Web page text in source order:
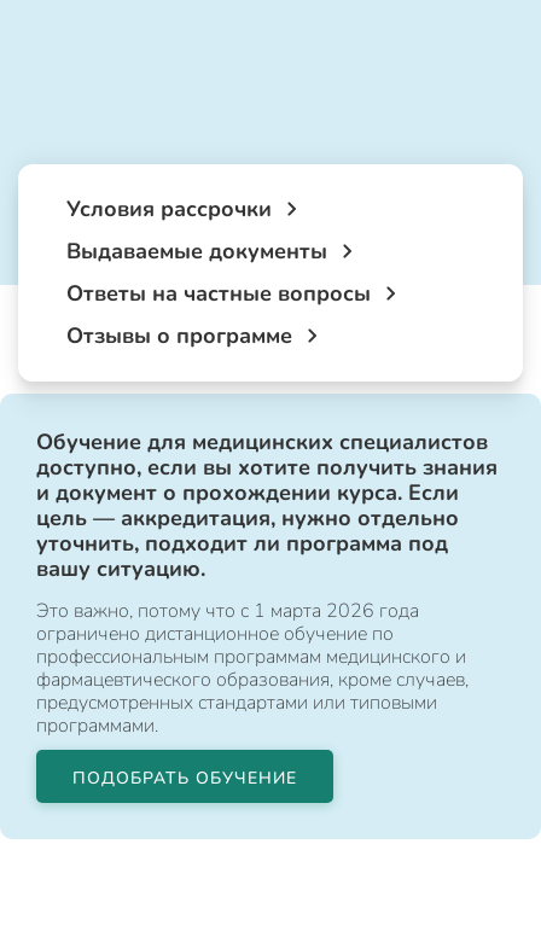
Условия рассрочки
Выдаваемые документы
Ответы на частные вопросы
Отзывы о программе
Обучение для медицинских специалистов
доступно, если вы хотите получить знания
и документ о прохождении курса. Если
цель — аккредитация, нужно отдельно
уточнить, подходит ли программа под
вашу ситуацию.
Это важно, потому что с 1 марта 2026 года
ограничено дистанционное обучение по
профессиональным программам медицинского и
фармацевтического образования, кроме случаев,
предусмотренных стандартами или типовыми
программами.
ПОДОБРАТЬ ОБУЧЕНИЕ